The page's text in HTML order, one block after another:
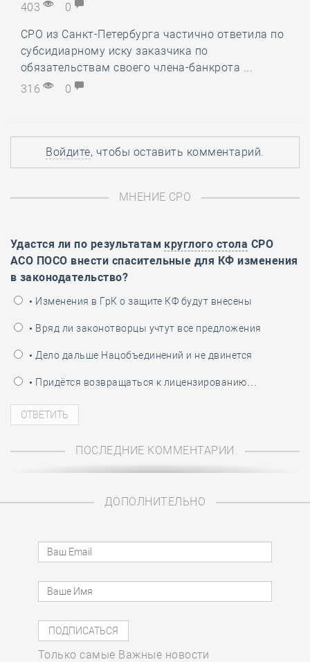
403
0
СРО из Санкт-Петербурга частично ответила по
субсидиарному иску заказчика по
обязательствам своего члена-банкрота ...
316
0
Войдите, чтобы оставить комментарий.
МНЕНИЕ СРО
Удастся ли по результатам круглого стола СРО
АСО ПОСО внести спасительные для КФ изменения
в законодательство?
• Изменения в ГрК о защите КФ будут внесены
• Вряд ли законотворцы учтут все предложения
• Дело дальше Нацобъединений и не двинется
• Придётся возвращаться к лицензированию…
ПОСЛЕДНИЕ КОММЕНТАРИИ
ДОПОЛНИТЕЛЬНО
Только самые Важные новости